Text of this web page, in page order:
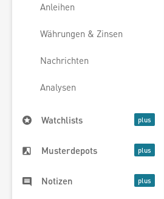
Anleihen
Währungen & Zinsen
Nachrichten
Analysen
Watchlists
Musterdepots
Notizen